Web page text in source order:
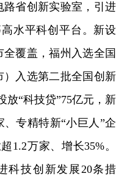
路省创新实验室，引进
水平科创平台。新设
覆盖，福州入选全国
入选第二批全国创新
放“科技贷”75亿元，新
专精特新“小巨人”企
1.2万家、增长35%。
科技创新发展20条措